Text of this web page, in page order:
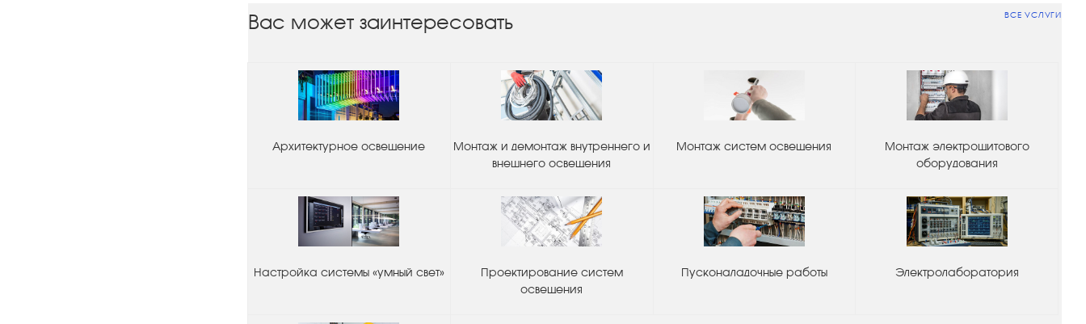
Вас может заинтересовать ВСЕ УСЛУГИ
Архитектурное освещение
Монтаж и демонтаж внутреннего и
внешнего освещения
Монтаж систем освещения
Монтаж электрощитового
оборудования
Настройка системы «умный свет»
Проектирование систем
освещения
Пусконаладочные работы Электролаборатория